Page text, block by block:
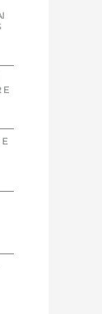
E